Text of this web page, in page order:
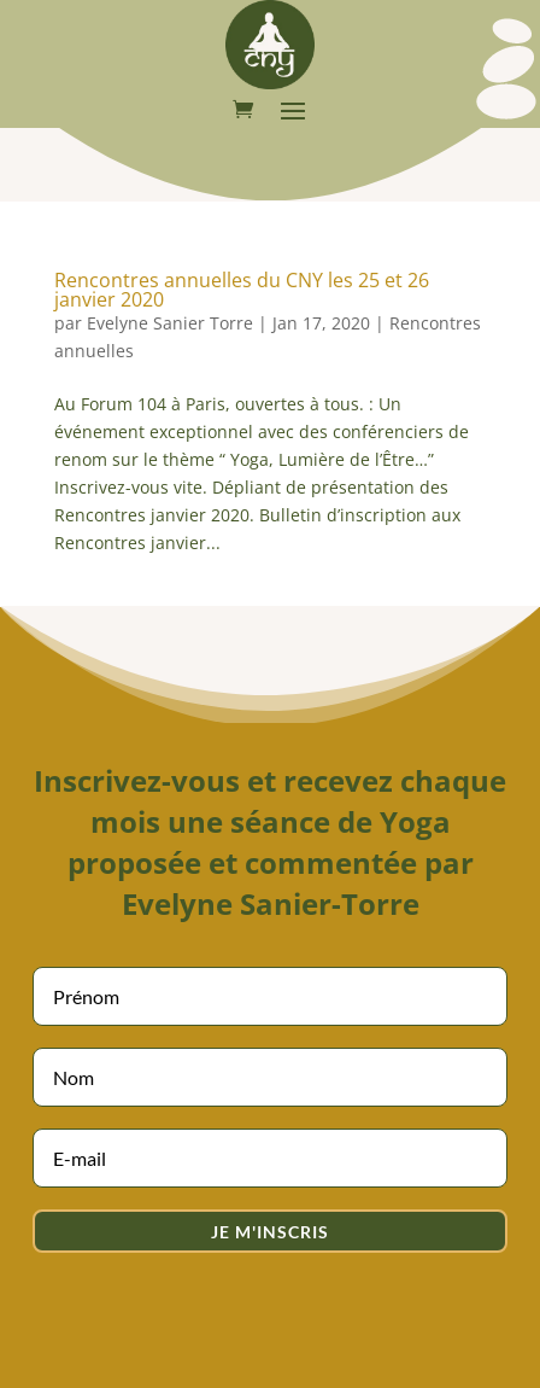
Rencontres annuelles du CNY les 25 et 26
janvier 2020
par Evelyne Sanier Torre | Jan 17, 2020| Rencontres
annuelles
Au Forum 104 à Paris, ouvertes à tous. : Un
événement exceptionnel avec des conférenciers de
renom sur le thème “ Yoga, Lumière de l’Être…”
Inscrivez-vous vite. Dépliant de présentation des
Rencontres janvier 2020. Bulletin d’inscription aux
Rencontres janvier...
Inscrivez-vous et recevez chaque
mois une séance de Yoga
proposée et commentée par
Evelyne Sanier-Torre
JE M'INSCRIS